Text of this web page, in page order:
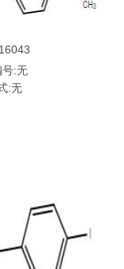
号:无
:无